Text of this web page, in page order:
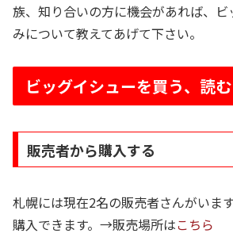
族、知り合いの方に機会があれば、
みについて教えてあげて下さい。
ビッグイシューを買う、読む
販売者から購入する
札幌には現在2名の販売者さんがいま
購入できます。→販売場所はこちら